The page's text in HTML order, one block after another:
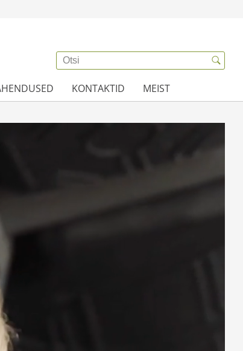
KONTAKTID MEIST